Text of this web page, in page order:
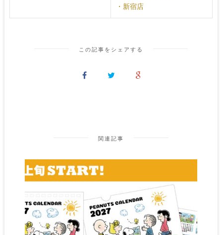
・新宿店
この記事をシェアする
関連記事